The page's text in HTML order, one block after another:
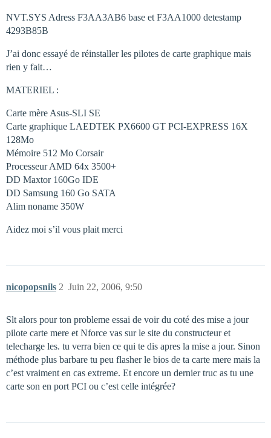
NVT.SYS Adress F3AA3AB6 base et F3AA1000 detestamp
4293B85B
J’ai donc essayé de réinstaller les pilotes de carte graphique mais
rien y fait…
MATERIEL :
Carte mère Asus-SLI SE
Carte graphique LAEDTEK PX6600 GT PCI-EXPRESS 16X
128Mo
Mémoire 512 Mo Corsair
Processeur AMD 64x 3500+
DD Maxtor 160Go IDE
DD Samsung 160 Go SATA
Alim noname 350W
Aidez moi s’il vous plait merci
nicopopsnils Juin 22, 2006, 9:50
2
Slt alors pour ton probleme essai de voir du coté des mise a jour
pilote carte mere et Nforce vas sur le site du constructeur et
telecharge les. tu verra bien ce qui te dis apres la mise a jour. Sinon
méthode plus barbare tu peu flasher le bios de ta carte mere mais la
c’est vraiment en cas extreme. Et encore un dernier truc as tu une
carte son en port PCI ou c’est celle intégrée?